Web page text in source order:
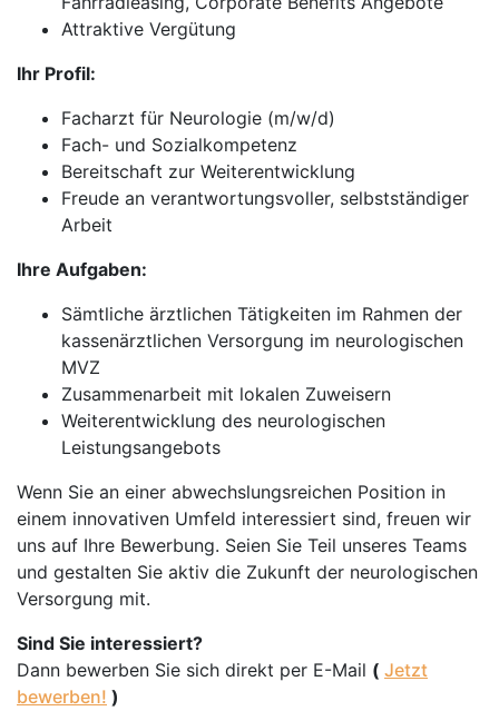
Attraktive Vergütung
Ihr Profil:
Facharzt für Neurologie (m/w/d)
Fach- und Sozialkompetenz
Bereitschaft zur Weiterentwicklung
Freude an verantwortungsvoller, selbstständiger
Arbeit
Ihre Aufgaben:
Sämtliche ärztlichen Tätigkeiten im Rahmen der
kassenärztlichen Versorgung im neurologischen
MVZ
Zusammenarbeit mit lokalen Zuweisern
Weiterentwicklung des neurologischen
Leistungsangebots
Wenn Sie an einer abwechslungsreichen Position in
einem innovativen Umfeld interessiert sind, freuen wir
uns auf Ihre Bewerbung. Seien Sie Teil unseres Teams
und gestalten Sie aktiv die Zukunft der neurologischen
Versorgung mit.
Sind Sie interessiert?
Dann bewerben Sie sich direkt per E-Mail ( Jetzt
bewerben! )